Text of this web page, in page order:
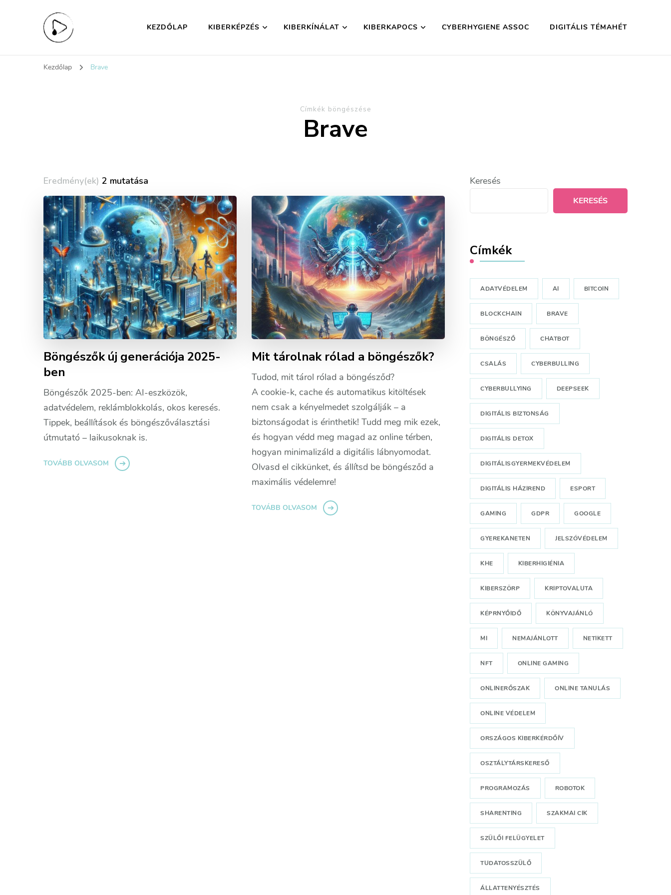
KiberHigiénia Egyesület
KEZDŐLAP KIBERKÉPZÉS KIBERKÍNÁLAT KIBERKAPOCS CYBERHYGIENE ASSOC DIGITÁLIS TÉMAHÉT
Kezdőlap Brave
Címkék böngészése
Brave
Eredmény(ek) 2 mutatása
Böngészők új generációja 2025-
ben
Böngészők 2025-ben: AI-eszközök,
adatvédelem, reklámblokkolás, okos keresés.
Tippek, beállítások és böngészőválasztási
útmutató – laikusoknak is.
TOVÁBB OLVASOM
Mit tárolnak rólad a böngészők?
Tudod, mit tárol rólad a böngésződ?
A cookie-k, cache és automatikus kitöltések
nem csak a kényelmedet szolgálják – a
biztonságodat is érinthetik! Tudd meg mik ezek,
és hogyan védd meg magad az online térben,
hogyan minimalizáld a digitális lábnyomodat.
Olvasd el cikkünket, és állítsd be böngésződ a
maximális védelemre!
TOVÁBB OLVASOM
Keresés
KERESÉS
Címkék
ADATVÉDELEM AI BITCOIN
BLOCKCHAIN BRAVE
BÖNGÉSZŐ CHATBOT
CSALÁS CYBERBULLING
CYBERBULLYING DEEPSEEK
DIGITÁLIS BIZTONSÁG
DIGITÁLIS DETOX
DIGITÁLISGYERMEKVÉDELEM
DIGITÁLIS HÁZIREND ESPORT
GAMING GDPR GOOGLE
GYEREKANETEN JELSZÓVÉDELEM
KHE KIBERHIGIÉNIA
KIBERSZÖRP KRIPTOVALUTA
KÉPRNYŐIDŐ KÖNYVAJÁNLÓ
MI NEMAJÁNLOTT NETIKETT
NFT ONLINE GAMING
ONLINERŐSZAK ONLINE TANULÁS
ONLINE VÉDELEM
ORSZÁGOS KIBERKÉRDŐÍV
OSZTÁLYTÁRSKERESŐ
PROGRAMOZÁS ROBOTOK
SHARENTING SZAKMAI CIK
SZÜLŐI FELÜGYELET
TUDATOSSZÜLŐ
ÁLLATTENYÉSZTÉS